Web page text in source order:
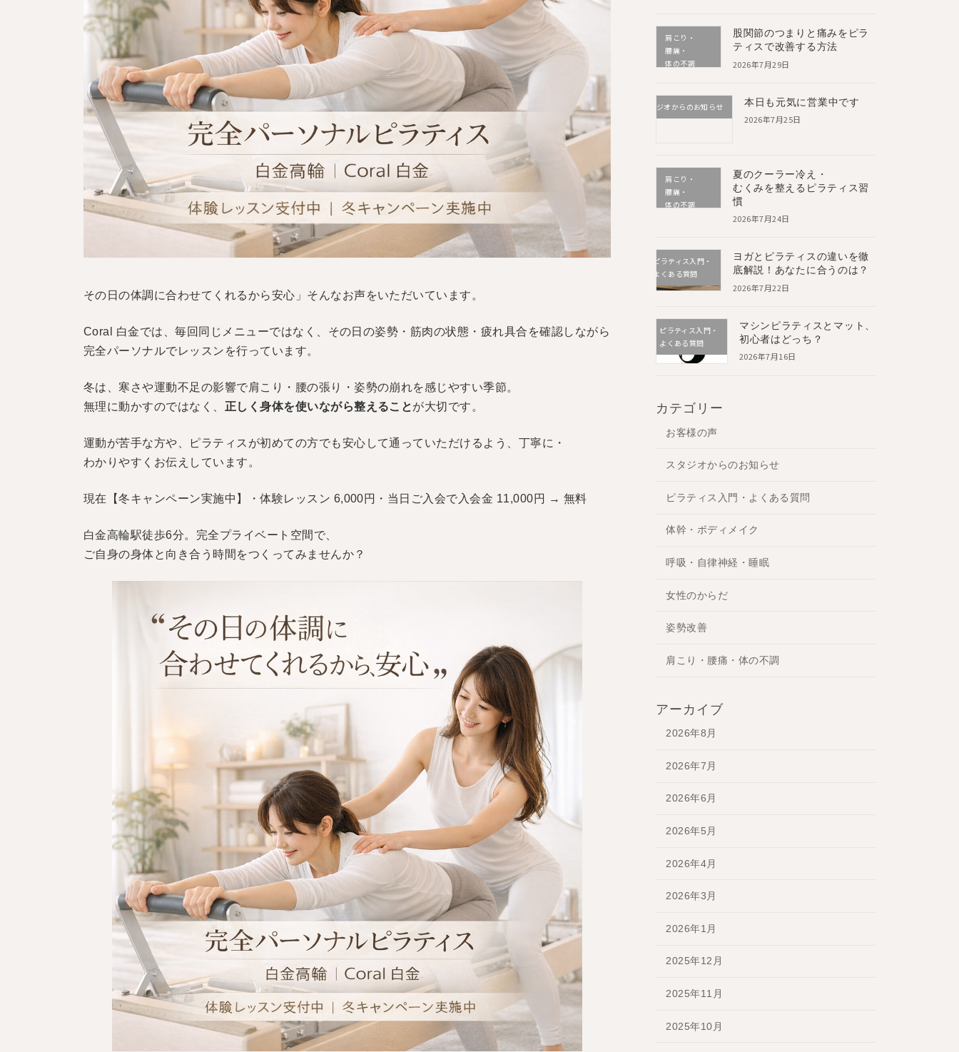
その日の体調に合わせてくれるから安心」 そんなお声をいただいています。
Coral 白金では、毎回同じメニューではなく、 その日の姿勢・筋肉の状態・疲れ具合を確認しながら
完全パーソナルでレッスンを行っています。
冬は、寒さや運動不足の影響で肩こり・腰の張り・姿勢の崩れを感じやすい季節。
無理に動かすのではなく、 正しく身体を使いながら整えることが大切です。
運動が苦手な方や、ピラティスが初めての方でも安心して通っていただけるよう、 丁寧に・
わかりやすくお伝えしています。
現在【冬キャンペーン実施中】 ・体験レッスン 6,000円 ・当日ご入会で入会金 11,000円 → 無料
白金高輪駅徒歩6分。 完全プライベート空間で、
ご自身の身体と向き合う時間をつくってみませんか？
肩こり・
腰痛・
体の不調
股関節のつまりと痛みをピラ
ティスで改善する方法
2026年7月29日
スタジオからのお知らせ 本日も元気に営業中です
2026年7月25日
肩こり・
腰痛・
体の不調
夏のクーラー冷え・
むくみを整えるピラティス習
慣
2026年7月24日
ピラティス入門・
よくある質問
ヨガとピラティスの違いを徹
底解説！あなたに合うのは？
2026年7月22日
ピラティス入門・
よくある質問
マシンピラティスとマット、
初心者はどっち？
2026年7月16日
カテゴリー
お客様の声
スタジオからのお知らせ
ピラティス入門・よくある質問
体幹・ボディメイク
呼吸・自律神経・睡眠
女性のからだ
姿勢改善
肩こり・腰痛・体の不調
アーカイブ
2026年8月
2026年7月
2026年6月
2026年5月
2026年4月
2026年3月
2026年1月
2025年12月
2025年11月
2025年10月